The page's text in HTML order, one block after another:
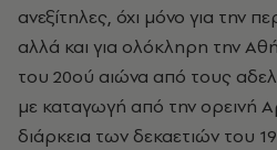
ανεξίτηλες, όχι μόνο για την
αλλά και για ολόκληρη την
του 20ού αιώνα από τους
με καταγωγή από την ορεινή
διάρκεια των δεκαετιών του